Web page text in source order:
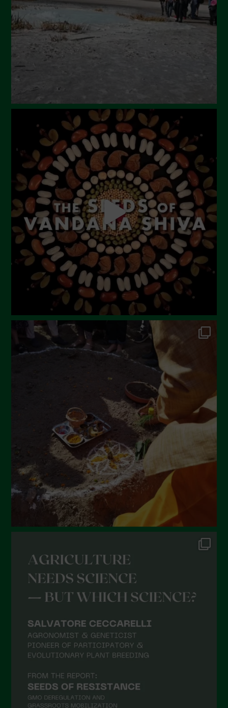
Maggio 2024
Aprile 2024
Marzo 2024
Febbraio 2024
Ottobre 2023
Settembre 2023
Agosto 2023
Luglio 2023
Giugno 2023
Maggio 2023
Aprile 2023
Marzo 2023
Febbraio 2023
Dicembre 2022
Novembre 2022
Ottobre 2022
Settembre 2022
Aprile 2022
Febbraio 2022
Gennaio 2022
Dicembre 2021
Novembre 2021
Settembre 2021
Agosto 2021
Luglio 2021
Aprile 2021
Febbraio 2021
Gennaio 2021